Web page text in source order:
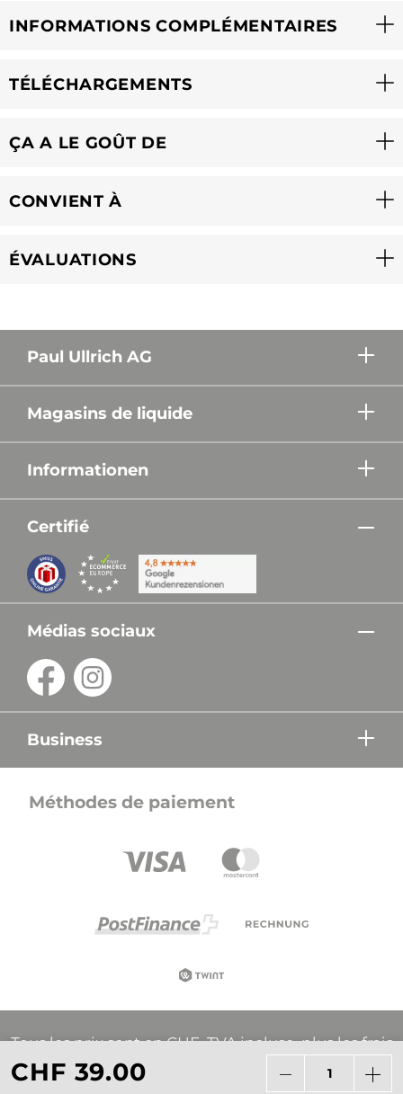
CHF 39.00
INFORMATIONS COMPLÉMENTAIRES
TÉLÉCHARGEMENTS
ÇA A LE GOÛT DE
CONVIENT À
ÉVALUATIONS
Paul Ullrich AG
Magasins de liquide
Informationen
Certifié
Médias sociaux
Business
Méthodes de paiement
Tous les prix sont en CHF, TVA incluse, plus les frais
d'expédition, sauf indication contraire.